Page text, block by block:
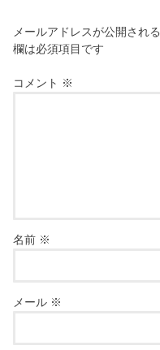
メールアドレスが公開され
欄は必須項目です
コメント ※
名前 ※
メール ※